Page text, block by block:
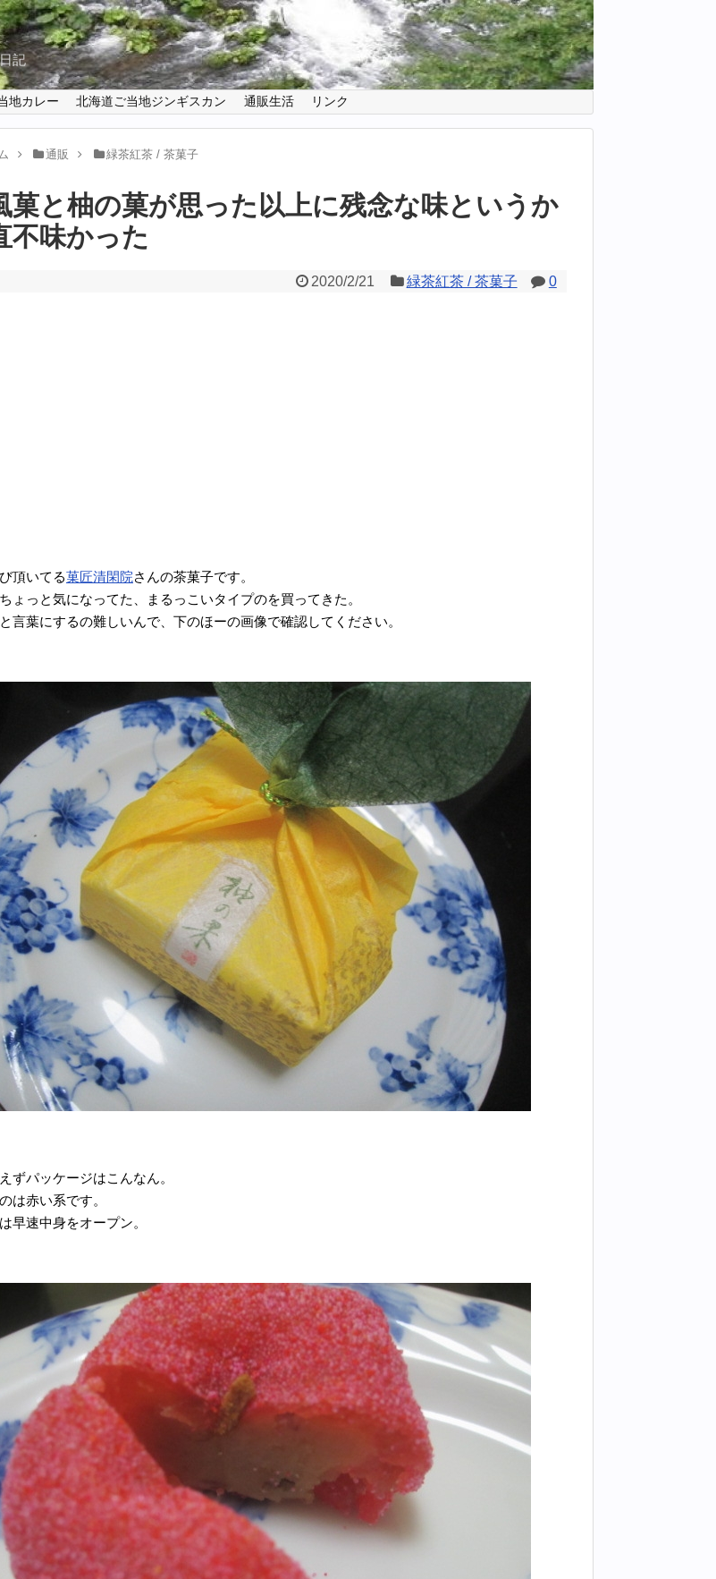
記
地カレー 北海道ご当地ジンギスカン 通販生活 リンク
通販 緑茶紅茶 / 茶菓子
菓と柚の菓が思った以上に残念な味というか
不味かった
2020/2/21 緑茶紅茶 / 茶菓子 0
頂いてる菓匠清閑院さんの茶菓子です。
ょっと気になってた、まるっこいタイプのを買ってきた。
言葉にするの難しいんで、下のほーの画像で確認してください。
ずパッケージはこんなん。
は赤い系です。
早速中身をオープン。